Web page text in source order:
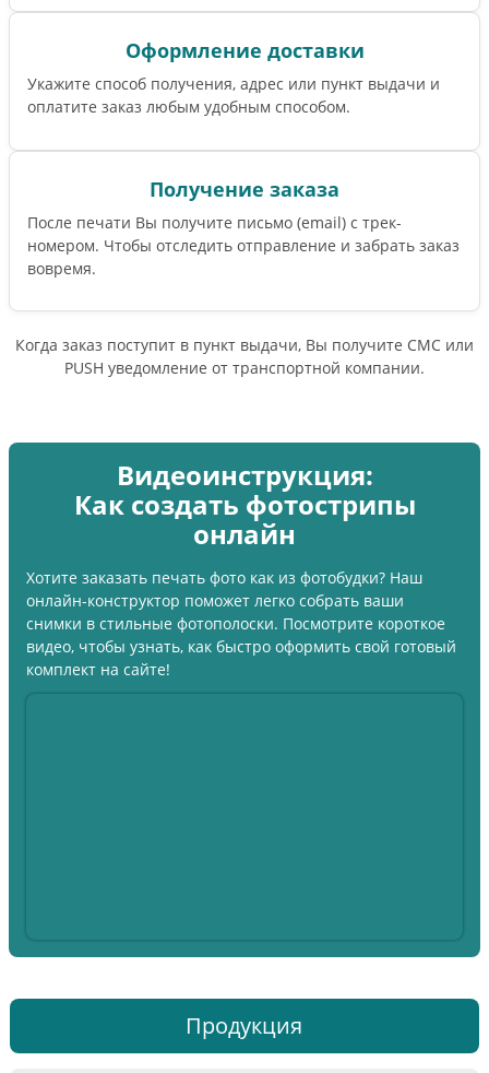
Оформление доставки
Укажите способ получения, адрес или пункт выдачи и
оплатите заказ любым удобным способом.
Получение заказа
После печати Вы получите письмо (email) c трек-
номером. Чтобы отследить отправление и забрать заказ
вовремя.
Когда заказ поступит в пункт выдачи, Вы получите СМС или
PUSH уведомление от транспортной компании.
Видеоинструкция:
Как создать фотострипы
онлайн
Хотите заказать печать фото как из фотобудки? Наш
онлайн-конструктор поможет легко собрать ваши
снимки в стильные фотополоски. Посмотрите короткое
видео, чтобы узнать, как быстро оформить свой готовый
комплект на сайте!
Продукция